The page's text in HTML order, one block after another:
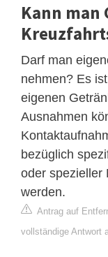
Kann man
Darf man
nehmen? Es
eigenen
Ausnahmen
bezüglich
oder spezieller
werden.
Antrag auf
vollständige Antwort